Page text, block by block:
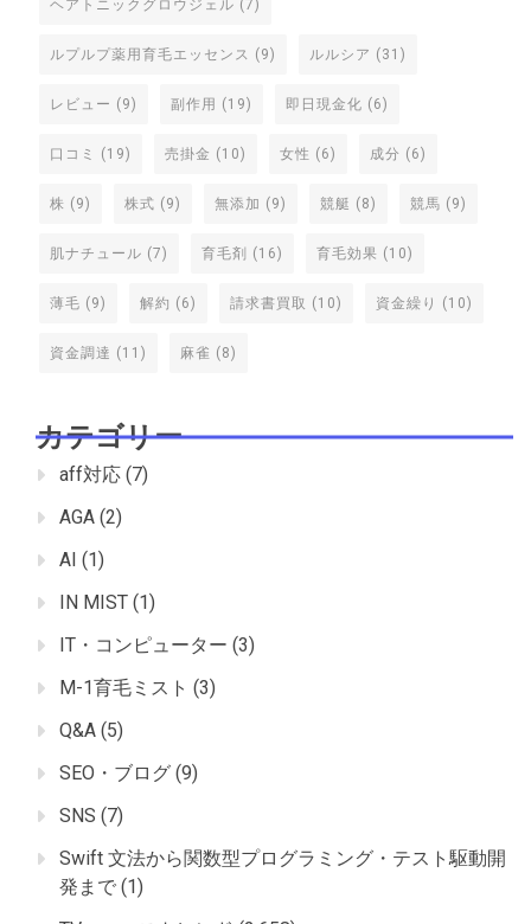
ヘアトニックグロウジェル (7)
ルプルプ薬用育毛エッセンス (9) ルルシア (31)
レビュー (9) 副作用 (19) 即日現金化 (6)
口コミ (19) 売掛金 (10) 女性 (6) 成分 (6)
株 (9) 株式 (9) 無添加 (9) 競艇 (8) 競馬 (9)
肌ナチュール (7) 育毛剤 (16) 育毛効果 (10)
薄毛 (9) 解約 (6) 請求書買取 (10) 資金繰り (10)
資金調達 (11) 麻雀 (8)
カテゴリー
aff対応 (7)
AGA (2)
AI (1)
IN MIST (1)
IT・コンピューター (3)
M-1育毛ミスト (3)
Q&A (5)
SEO・ブログ (9)
SNS (7)
Swift 文法から関数型プログラミング・テスト駆動開
発まで (1)